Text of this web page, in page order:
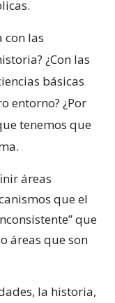
con las
¿Con las
básicas
entorno? ¿Por
tenemos que
áreas
que el
que
áreas que son
la historia,